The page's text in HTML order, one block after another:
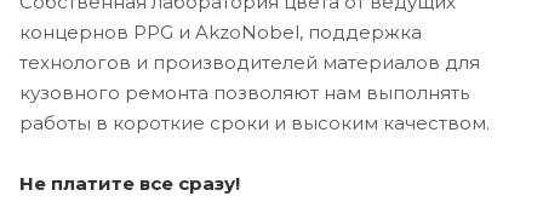
концернов PPG и AkzoNobel, поддержка
технологов и производителей материалов для
кузовного ремонта позволяют нам выполнять
работы в короткие сроки и высоким качеством.
Не платите все сразу!